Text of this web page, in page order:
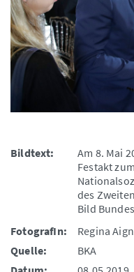
Bildtext:
Am 8. Mai
Festakt
des
Bild
FotografIn:
Regina
Quelle:
BKA